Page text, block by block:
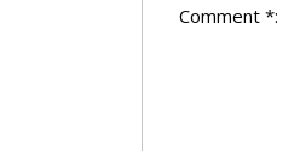
Comment *: